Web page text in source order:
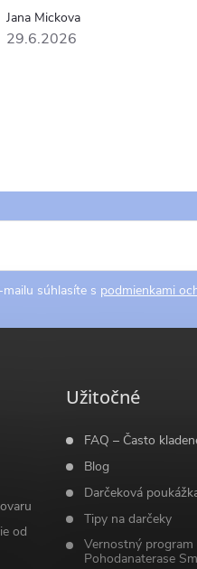
Jana Mickova
29.6.2026
súhlasíte s podmienkami
od
Užitočné
FAQ – Často
Blog
Darčeková
Tipy na darčeky
Vernostný program
Pohodanaterase